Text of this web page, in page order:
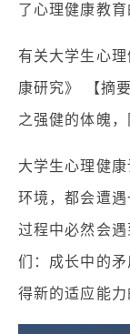
了心理健康教育
有关大学生心
康研究》 【摘
之强健的体魄，
大学生心理健
环境，都会遭
过程中必然会
们：成长中的
得新的适应能力